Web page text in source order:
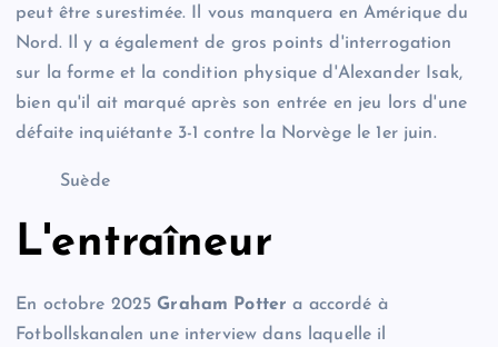
peut être surestimée. Il vous manquera en Amérique du
Nord. Il y a également de gros points d'interrogation
sur la forme et la condition physique d'Alexander Isak,
bien qu'il ait marqué après son entrée en jeu lors d'une
défaite inquiétante 3-1 contre la Norvège le 1er juin.
Suède
L'entraîneur
En octobre 2025Graham Potter a accordé à
Fotbollskanalen une interview dans laquelle il